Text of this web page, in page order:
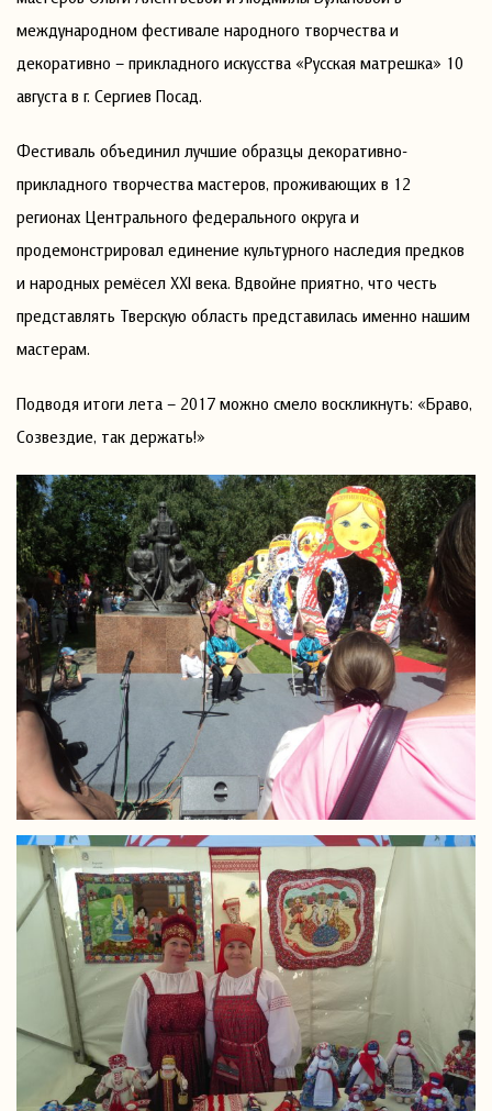
международном фестивале народного творчества и
декоративно – прикладного искусства «Русская матрешка» 10
августа в г. Сергиев Посад.
Фестиваль объединил лучшие образцы декоративно-
прикладного творчества мастеров, проживающих в 12
регионах Центрального федерального округа и
продемонстрировал единение культурного наследия предков
и народных ремёсел ХХI века. Вдвойне приятно, что честь
представлять Тверскую область представилась именно нашим
мастерам.
Подводя итоги лета – 2017 можно смело воскликнуть: «Браво,
Созвездие, так держать!»